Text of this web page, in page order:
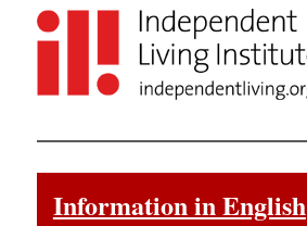
Information in English